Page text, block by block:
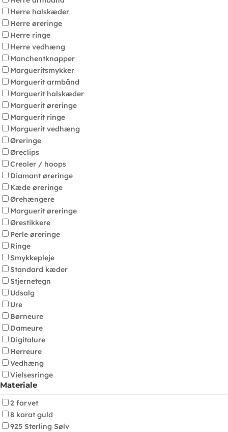
Herre halskæder
Herre øreringe
Herre ringe
Herre vedhæng
Manchentknapper
Margueritsmykker
Marguerit armbånd
Marguerit halskæder
Marguerit øreringe
Marguerit ringe
Marguerit vedhæng
Øreringe
Øreclips
Creoler / hoops
Diamant øreringe
Kæde øreringe
Ørehængere
Marguerit øreringe
Ørestikkere
Perle øreringe
Ringe
Smykkepleje
Standard kæder
Stjernetegn
Udsalg
Ure
Børneure
Dameure
Digitalure
Herreure
Vedhæng
Vielsesringe
Materiale
2 farvet
8 karat guld
925 Sterling Sølv